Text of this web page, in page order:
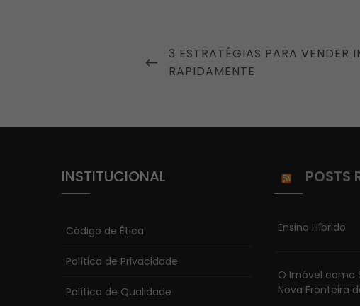
Navegação
de
PREVIOUS
POST
3 ESTRATÉGIAS PARA VENDER
RAPIDAMENTE
INSTITUCIONAL
Código de Ética
Política de Privacidade
Política de Qualidade
POSTS
Ensino Híbrido
O Imóvel como
Nova Fronteira